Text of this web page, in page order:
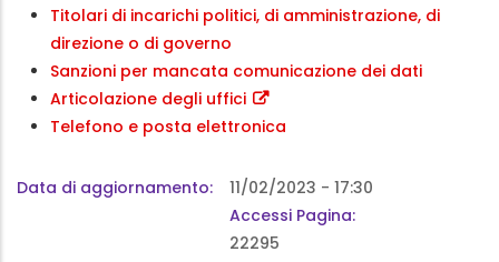
Titolari di incarichi politici, di amministrazione, di
direzione o di governo
Sanzioni per mancata comunicazione dei dati
Articolazione degli uffici
Telefono e posta elettronica
Data di aggiornamento
11/02/2023 - 17:30
Accessi Pagina:
22295